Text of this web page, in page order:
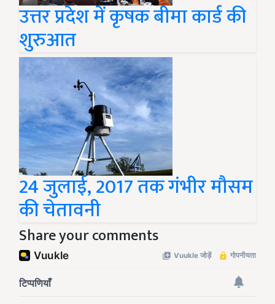
उत्तर प्रदेश में कृषक बीमा कार्ड की
शुरुआत
24 जुलाई, 2017 तक गंभीर मौसम
की चेतावनी
Share your comments